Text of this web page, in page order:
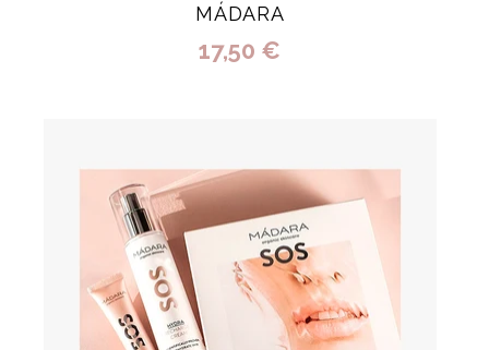
MÁDARA
17,50 €